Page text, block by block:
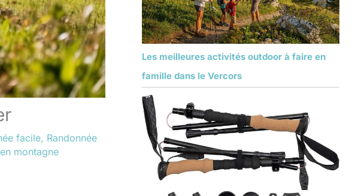
facile, Randonnée
montagne
Les meilleures activités outdoor à faire en
famille dans le Vercors